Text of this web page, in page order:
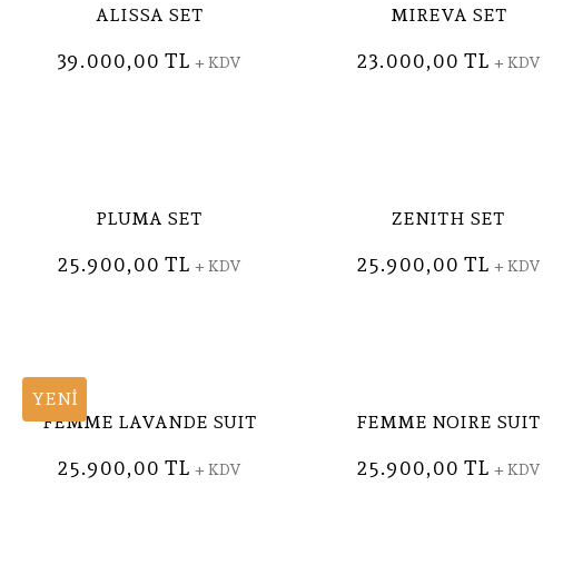
ALISSA SET
39.000,00 TL + KDV
MIREVA SET
23.000,00 TL + KDV
PLUMA SET
25.900,00 TL + KDV
ZENITH SET
25.900,00 TL + KDV
YENİ
FEMME LAVANDE SUIT
25.900,00 TL + KDV
FEMME NOIRE SUIT
25.900,00 TL + KDV